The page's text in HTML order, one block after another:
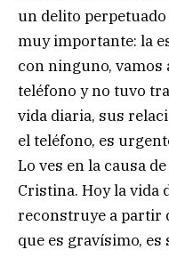
un delito
muy importante: la
con ninguno, vamos
teléfono y no tuvo
vida diaria, sus
el teléfono, es
Lo ves en la causa
Cristina. Hoy la vida
reconstruye a partir
que es gravísimo,